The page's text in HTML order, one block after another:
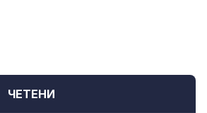
ЧЕТЕНИ